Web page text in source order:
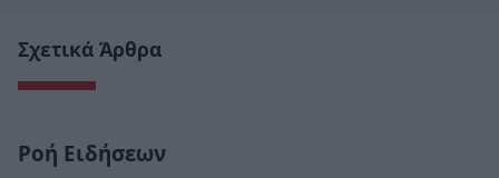
Σχετικά Άρθρα
Ροή Ειδήσεων